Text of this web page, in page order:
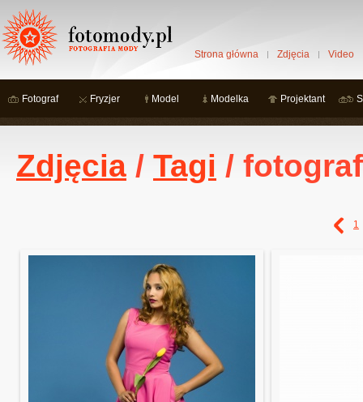
Strona główna Zdjęcia Video
Fotograf Fryzjer Model Modelka Projektant
Zdjęcia / Tagi /
1